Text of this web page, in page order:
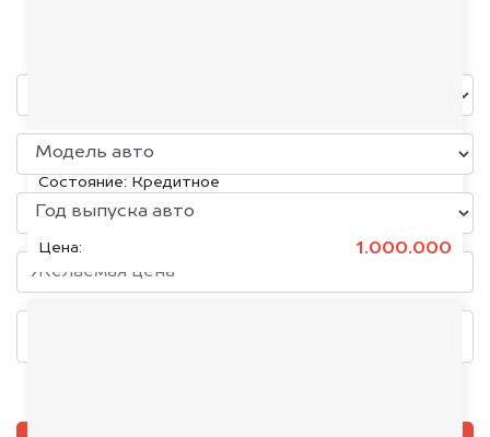
KIA K5, 2020
Состояние: Кредитное
Цена: 1.000.000